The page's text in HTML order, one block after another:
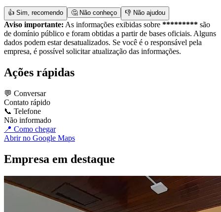
👍 Sim, recomendo 🤔 Não conheço 👎 Não ajudou
Aviso importante: As informações exibidas sobre ********* são
de domínio público e foram obtidas a partir de bases oficiais. Alguns
dados podem estar desatualizados. Se você é o responsável pela
empresa, é possível solicitar atualização das informações.
Ações rápidas
💬 Conversar
Contato rápido
📞 Telefone
Não informado
📍 Como chegar
Abrir no Google Maps
Empresa em destaque